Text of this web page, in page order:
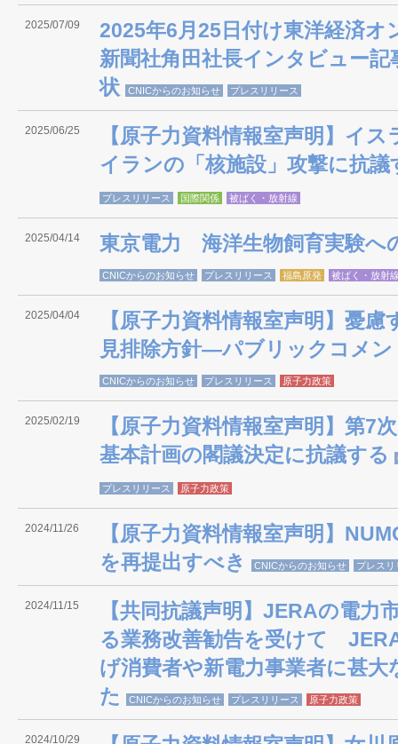
2025/07/09
2025年6月25日付け東洋経済オ
新聞社角田社長インタビュー
状
CNICからのお知らせ プレスリリース
2025/06/25
【原子力資料情報室声明】イ
イランの「核施設」攻撃に抗議
プレスリリース 国際関係 被ばく・放射線
2025/04/14 東京電力 海洋生物飼育実験へ
CNICからのお知らせ プレスリリース 福島原発 被ばく・放射
2025/04/04
【原子力資料情報室声明】憂
見排除方針―パブリックコメ
CNICからのお知らせ プレスリリース 原子力政策
2025/02/19
【原子力資料情報室声明】第7
基本計画の閣議決定に抗議する
プレスリリース 原子力政策
2024/11/26
【原子力資料情報室声明】
を再提出すべき
CNICからのお知らせ プレスリ
2024/11/15
【共同抗議声明】JERAの電力
る業務改善勧告を受けて
げ消費者や新電力事業者に甚
た
CNICからのお知らせ プレスリリース 原子力政策
2024/10/29